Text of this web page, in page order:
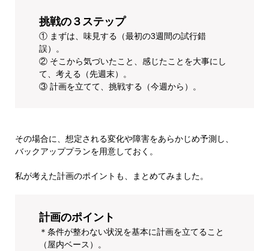
挑戦の３ステップ
① まずは、味見する（最初の3週間の試行錯
誤）。
② そこから気づいたこと、感じたことを大事にし
て、考える（先週末）。
③ 計画を立てて、挑戦する（今週から）。
その場合に、想定される変化や障害をあらかじめ予測し、
バックアッププランを用意しておく。
私が考えた計画のポイントも、まとめてみました。
計画のポイント
＊条件が整わない状況を基本に計画を立てること
（屋内ベース）。